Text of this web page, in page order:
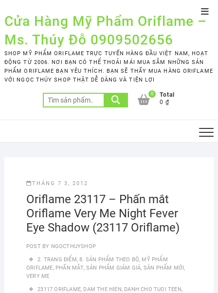
to
content
Cửa Hàng Mỹ Phẩm Oriflame –
Ms. Thúy Đỗ 0909502656
SHOP MỸ PHẨM ORIFLAME TRỰC TUYẾN HÀNG ĐẦU VIỆT NAM, HOẠT
ĐỘNG TỪ 2006. NƠI BẠN CÓ THỂ THOẢI MÁI MUA SẮM NHỮNG SẢN
PHẨM ORIFLAME BẠN YÊU THÍCH. BẠN SẼ THẤY MUA HÀNG ORIFLAME
VỚI NGỌC THÚY SHOP THẬT DỄ DÀNG VÀ TIỆN LỢI
Tìm
kiếm:
0
Total
0 ₫
THÁNG 7 3, 2012
Oriflame 23117 – Phấn mắt
Oriflame Very Me Night Fever
Eye Shadow (23117 Oriflame)
POST BY NGOCTHUYSHOP
2. TRANG ĐIỂM,8. SẢN PHẨM THEO BỘ, MỸ PHẨM
ORIFLAME, PHẤN MẮT, SẢN PHẨM GIẢM GIÁ, SẢN PHẨM MỚI,
VERY ME
23117 ORIFLAME, DAM THE HIEN, DANH CHO TUOI TEEN,